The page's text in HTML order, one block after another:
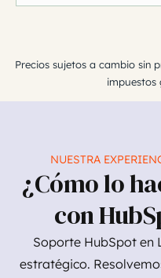
Precios sujetos a cambio sin
impuestos
NUESTRA
¿Cómo lo
con
Soporte HubSpot en
estratégico.